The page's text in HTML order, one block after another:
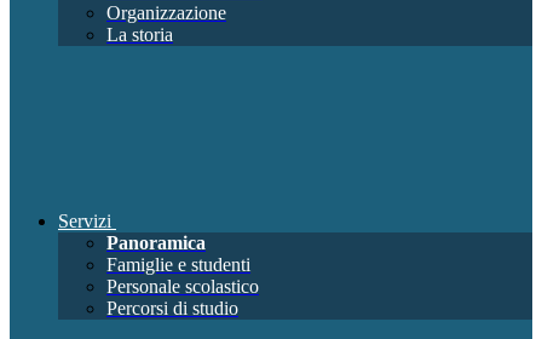
Organizzazione
La storia
Servizi
Panoramica
Famiglie e studenti
Personale scolastico
Percorsi di studio